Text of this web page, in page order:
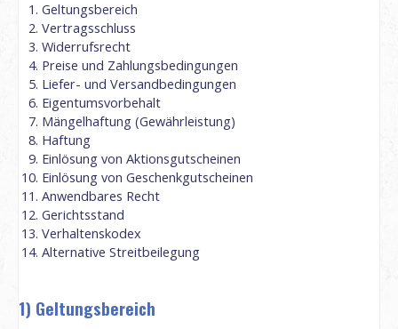
Geltungsbereich
Vertragsschluss
Widerrufsrecht
Preise und Zahlungsbedingungen
Liefer- und Versandbedingungen
Eigentumsvorbehalt
Mängelhaftung (Gewährleistung)
Haftung
Einlösung von Aktionsgutscheinen
Einlösung von Geschenkgutscheinen
Anwendbares Recht
Gerichtsstand
Verhaltenskodex
Alternative Streitbeilegung
1) Geltungsbereich